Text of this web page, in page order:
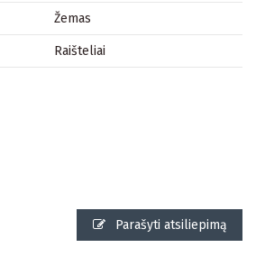
Žemas
Raišteliai
Parašyti atsiliepimą